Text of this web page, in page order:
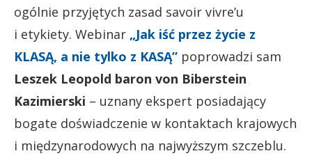
ogólnie przyjętych zasad savoir vivre’u
i etykiety. Webinar „Jak iść przez życie z
KLASĄ, a nie tylko z KASĄ” poprowadzi sam
Leszek Leopold baron von Biberstein
Kazimierski – uznany ekspert posiadający
bogate doświadczenie w kontaktach krajowych
i międzynarodowych na najwyższym szczeblu.